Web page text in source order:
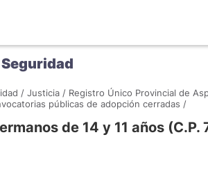
/ Justicia / Registro Único Provincial de
públicas de adopción cerradas /
de 14 y 11 años (C.P.